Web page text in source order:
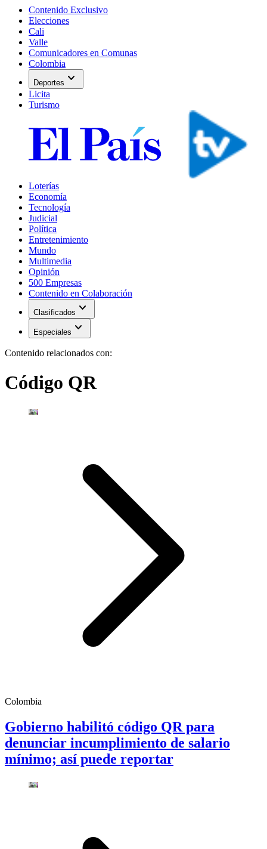
Contenido Exclusivo
Elecciones
Cali
Valle
Comunicadores en Comunas
Colombia
Deportes expand_more
Licita
Turismo
Loterías
Economía
Tecnología
Judicial
Política
Entretenimiento
Mundo
Multimedia
Opinión
500 Empresas
Contenido en Colaboración
Clasificados expand_more
Especiales expand_more
Contenido relacionados con:
Código QR
Colombia
Gobierno habilitó código QR para
denunciar incumplimiento de salario
mínimo; así puede reportar